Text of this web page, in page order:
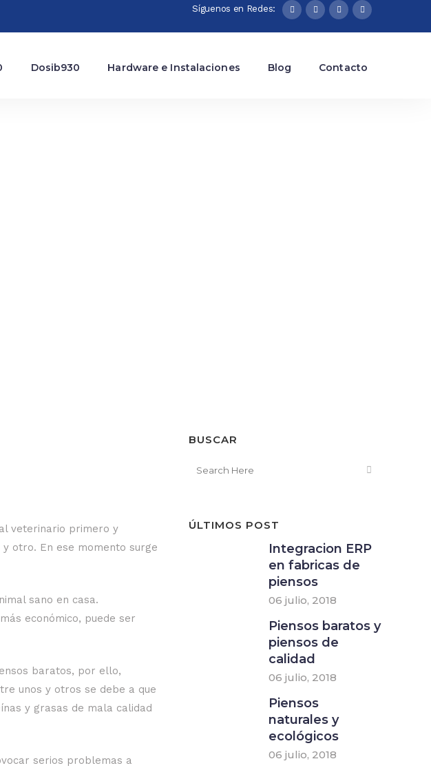
Síguenos en Redes:
Dosib930 Hardware e Instalaciones Blog Contacto
veterinario primero y
otro. En ese momento surge
sano en casa.
económico, puede ser
baratos, por ello,
unos y otros se debe a que
y grasas de mala calidad
serios problemas a
BUSCAR
ÚLTIMOS POST
Integracion ERP
en fabricas de
piensos
06 julio, 2018
Piensos baratos y
piensos de
calidad
06 julio, 2018
Piensos
naturales y
ecológicos
06 julio, 2018